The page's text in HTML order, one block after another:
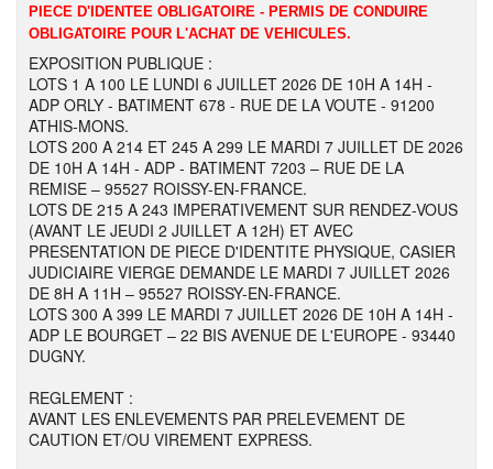
PIECE D'IDENTEE OBLIGATOIRE - PERMIS DE CONDUIRE
OBLIGATOIRE POUR L'ACHAT DE VEHICULES.
EXPOSITION PUBLIQUE :
LOTS 1 A 100 LE LUNDI 6 JUILLET 2026 DE 10H A 14H -
ADP ORLY - BATIMENT 678 - RUE DE LA VOUTE - 91200
ATHIS-MONS.
LOTS 200 A 214 ET 245 A 299 LE MARDI 7 JUILLET DE 2026
DE 10H A 14H - ADP - BATIMENT 7203 – RUE DE LA
REMISE – 95527 ROISSY-EN-FRANCE.
LOTS DE 215 A 243 IMPERATIVEMENT SUR RENDEZ-VOUS
(AVANT LE JEUDI 2 JUILLET A 12H) ET AVEC
PRESENTATION DE PIECE D'IDENTITE PHYSIQUE, CASIER
JUDICIAIRE VIERGE DEMANDE LE MARDI 7 JUILLET 2026
DE 8H A 11H – 95527 ROISSY-EN-FRANCE.
LOTS 300 A 399 LE MARDI 7 JUILLET 2026 DE 10H A 14H -
ADP LE BOURGET – 22 BIS AVENUE DE L'EUROPE - 93440
DUGNY.
REGLEMENT :
AVANT LES ENLEVEMENTS PAR PRELEVEMENT DE
CAUTION ET/OU VIREMENT EXPRESS.